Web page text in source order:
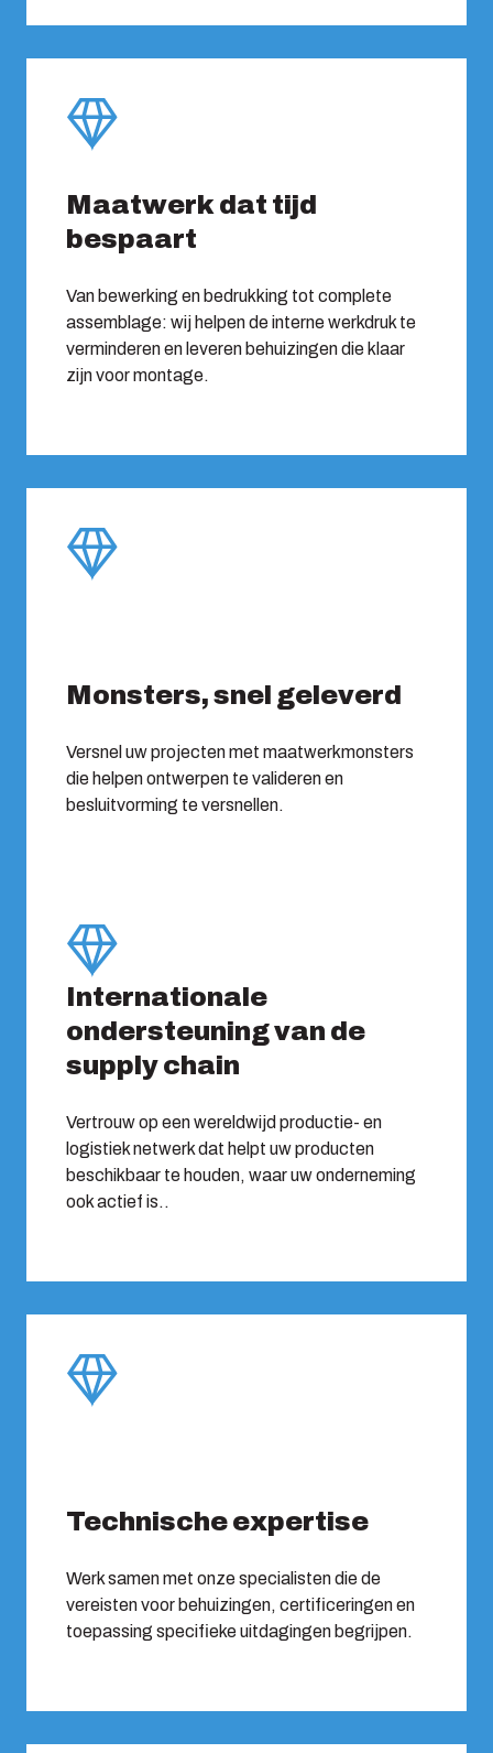
Maatwerk dat tijd
bespaart
Van bewerking en bedrukking tot complete
assemblage: wij helpen de interne werkdruk te
verminderen en leveren behuizingen die klaar
zijn voor montage.
Monsters, snel geleverd
Versnel uw projecten met maatwerkmonsters
die helpen ontwerpen te valideren en
besluitvorming te versnellen.
Internationale
ondersteuning van de
supply chain
Vertrouw op een wereldwijd productie- en
logistiek netwerk dat helpt uw producten
beschikbaar te houden, waar uw onderneming
ook actief is..
Technische expertise
Werk samen met onze specialisten die de
vereisten voor behuizingen, certificeringen en
toepassing specifieke uitdagingen begrijpen.